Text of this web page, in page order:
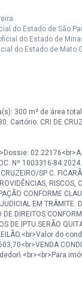
do Estado de São
do Estado de
do Estado de Mato
300 m² de área
Cartório: CRI DE
02.22176<br>A.
Nº 1003316-
SP C.
RISCOS,
CONFORME
EM TRÂMITE.
DE DIREITOS
DE IPTU SERÃO
do